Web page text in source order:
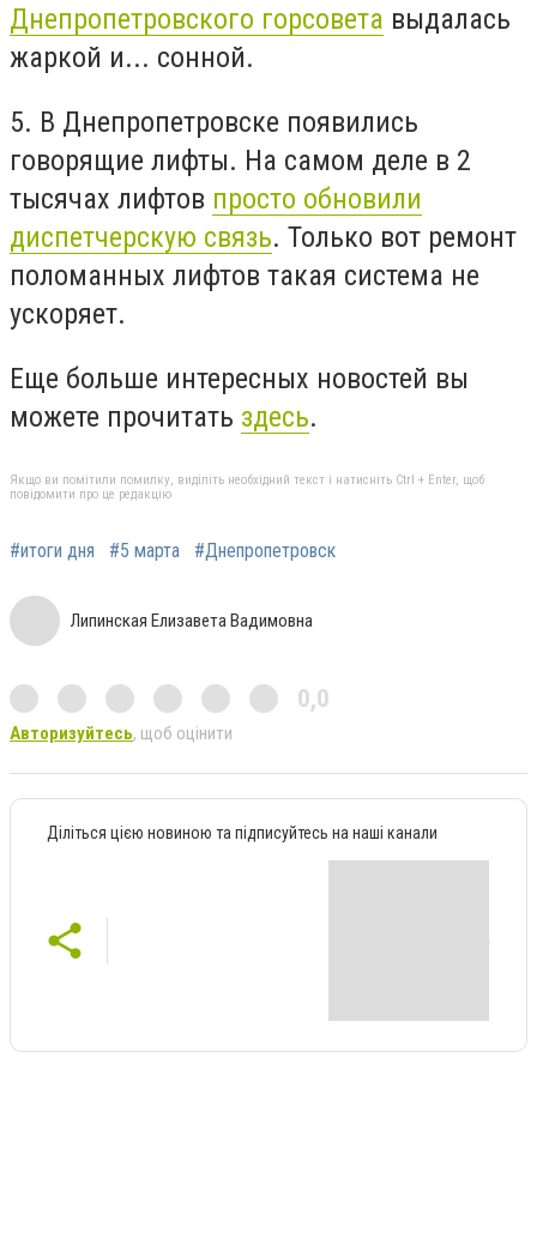
Днепропетровского горсовета выдалась
жаркой и... сонной.
5. В Днепропетровске появились
говорящие лифты. На самом деле в 2
тысячах лифтов просто обновили
диспетчерскую связь. Только вот ремонт
поломанных лифтов такая система не
ускоряет.
Еще больше интересных новостей вы
можете прочитать здесь.
Якщо ви помітили помилку, виділіть необхідний текст і натисніть Ctrl + Enter, щоб
повідомити про це редакцію
#итоги дня #5 марта #Днепропетровск
Липинская Елизавета Вадимовна
0,0
Авторизуйтесь, щоб оцінити
Діліться цією новиною та підписуйтесь на наші канали